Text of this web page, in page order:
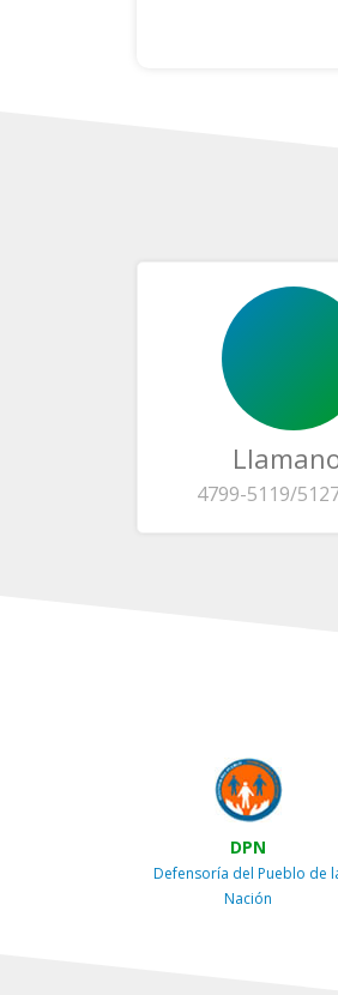
4799-5119/
DPN
Defensoría del Pueblo de
Nación